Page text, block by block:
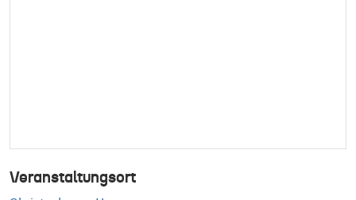
Veranstaltungsort